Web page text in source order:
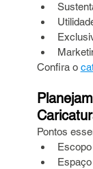
Confira o
Pontos